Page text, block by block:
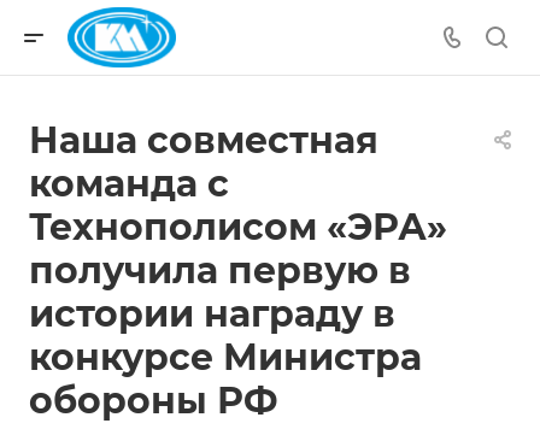
Наша совместная
команда с
Технополисом «ЭРА»
получила первую в
истории награду в
конкурсе Министра
обороны РФ